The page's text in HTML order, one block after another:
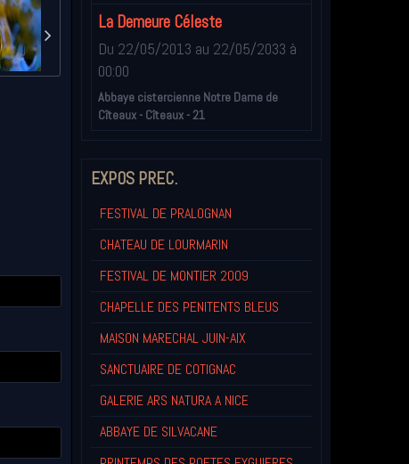
La Demeure Céleste
Du 22/05/2013 au 22/05/2033 à
00:00
Abbaye cistercienne Notre Dame de
Cîteaux - Cîteaux - 21
EXPOS PREC.
FESTIVAL DE PRALOGNAN
CHATEAU DE LOURMARIN
FESTIVAL DE MONTIER 2009
CHAPELLE DES PENITENTS BLEUS
MAISON MARECHAL JUIN-AIX
SANCTUAIRE DE COTIGNAC
GALERIE ARS NATURA A NICE
ABBAYE DE SILVACANE